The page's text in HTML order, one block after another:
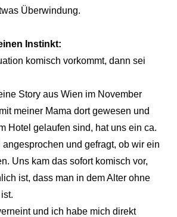
Überwindung.
Instinkt:
komisch vorkommt, dann sei
Story aus Wien im November
meiner Mama dort gewesen und
Hotel gelaufen sind, hat uns ein ca.
und gefragt, ob wir ein
Uns kam das sofort komisch vor,
ist, dass man in dem Alter ohne
und ich habe mich direkt